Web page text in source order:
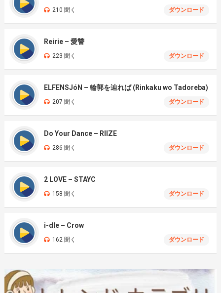
210 聞く ダウンロード
Reirie – 愛讐
223 聞く ダウンロード
ELFENSJóN – 輪郭を辿れば (Rinkaku wo Tadoreba)
207 聞く ダウンロード
Do Your Dance – RIIZE
286 聞く ダウンロード
2 LOVE – STAYC
158 聞く ダウンロード
i-dle – Crow
162 聞く ダウンロード